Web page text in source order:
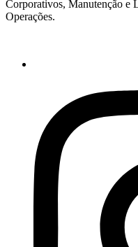
Corporativos, Manutenção e
Operações.